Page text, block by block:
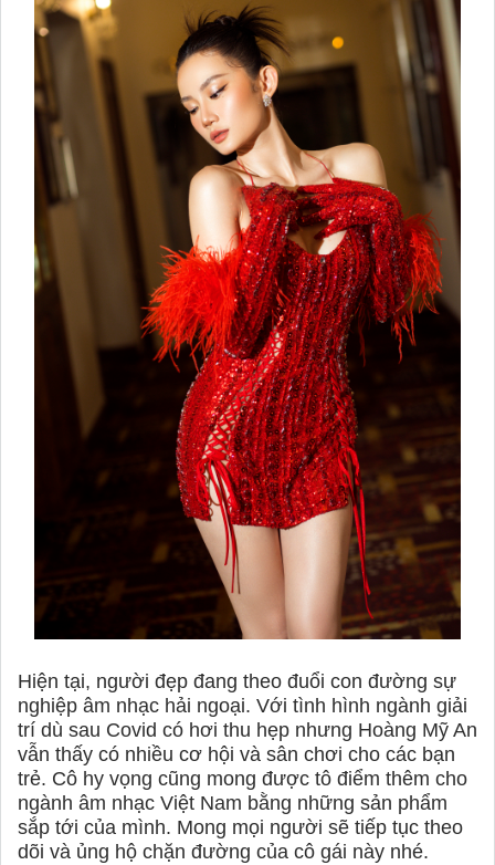
Hiện tại, người đẹp đang theo đuổi con đường sự
nghiệp âm nhạc hải ngoại. Với tình hình ngành giải
trí dù sau Covid có hơi thu hẹp nhưng Hoàng Mỹ An
vẫn thấy có nhiều cơ hội và sân chơi cho các bạn
trẻ. Cô hy vọng cũng mong được tô điểm thêm cho
ngành âm nhạc Việt Nam bằng những sản phẩm
sắp tới của mình. Mong mọi người sẽ tiếp tục theo
dõi và ủng hộ chặn đường của cô gái này nhé.